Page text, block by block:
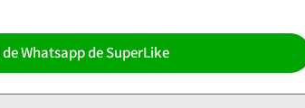
Whatsapp de SuperLike